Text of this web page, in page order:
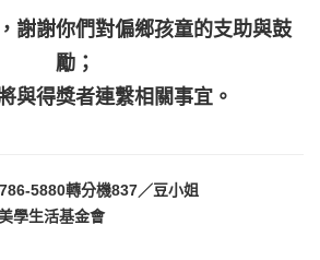
謝謝你們對偏鄉孩童的支助與鼓
勵；
與得獎者連繫相關事宜。
5880轉分機837／豆小姐
學生活基金會